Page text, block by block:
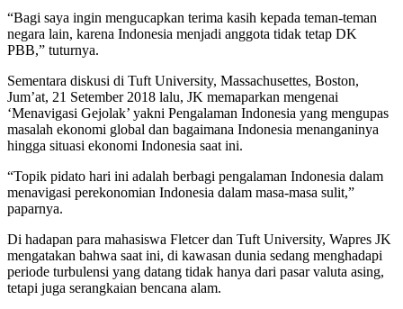
“Bagi saya ingin mengucapkan terima kasih kepada teman-teman
negara lain, karena Indonesia menjadi anggota tidak tetap DK
PBB,” tuturnya.
Sementara diskusi di Tuft University, Massachusettes, Boston,
Jum’at, 21 Setember 2018 lalu, JK memaparkan mengenai
‘Menavigasi Gejolak’ yakni Pengalaman Indonesia yang mengupas
masalah ekonomi global dan bagaimana Indonesia menanganinya
hingga situasi ekonomi Indonesia saat ini.
“Topik pidato hari ini adalah berbagi pengalaman Indonesia dalam
menavigasi perekonomian Indonesia dalam masa-masa sulit,”
paparnya.
Di hadapan para mahasiswa Fletcer dan Tuft University, Wapres JK
mengatakan bahwa saat ini, di kawasan dunia sedang menghadapi
periode turbulensi yang datang tidak hanya dari pasar valuta asing,
tetapi juga serangkaian bencana alam.